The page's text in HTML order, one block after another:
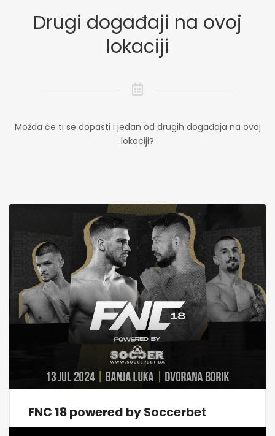
Drugi događaji na ovoj
lokaciji
Možda će ti se dopasti i jedan od drugih događaja na ovoj
lokaciji?
FNC 18 powered by Soccerbet